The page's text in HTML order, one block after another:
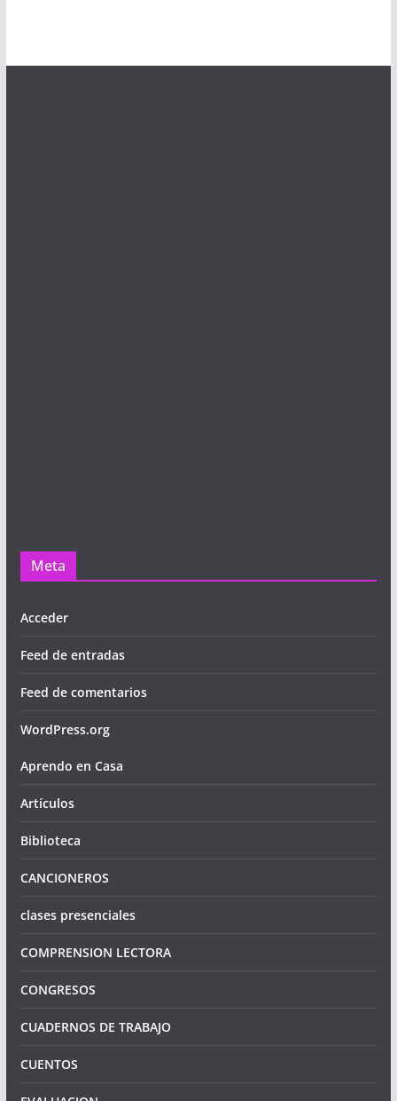
Meta
Acceder
Feed de entradas
Feed de comentarios
WordPress.org
Aprendo en Casa
Artículos
Biblioteca
CANCIONEROS
clases presenciales
COMPRENSION LECTORA
CONGRESOS
CUADERNOS DE TRABAJO
CUENTOS